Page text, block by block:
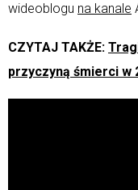
wideoblogu na kanale
CZYTAJ TAKŻE:
przyczyną śmierci w